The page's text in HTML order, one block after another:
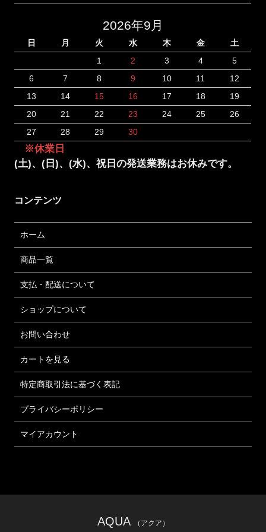
2026年9月
日 月 火 水 木 金
土
1
2 3 4
5
6
7 8 9 10 11
12
13
14 15 16 17 18
19
20
21 22 23 24 25
26
27
28 29 30
※休業日
(土)、(日)、(水)、祝日の発送業務はお休みです。
コンテンツ
ホーム
商品一覧
支払・配送について
ショップについて
お問い合わせ
カートを見る
特定商取引法に基づく表記
プライバシーポリシー
マイアカウント
AQUA （アクア）